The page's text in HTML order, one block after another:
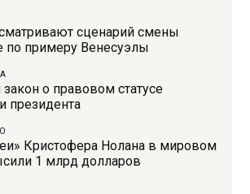
сценарий смены
по примеру Венесуэлы
о правовом статусе
президента
Кристофера Нолана в мировом
1 млрд долларов